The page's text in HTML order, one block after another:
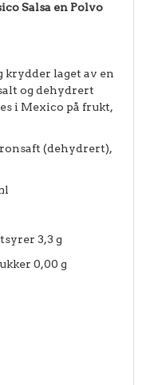
Salsa en Polvo
laget av en
og dehydrert
i Mexico på frukt,
(dehydrert),
3,3 g
0,00 g